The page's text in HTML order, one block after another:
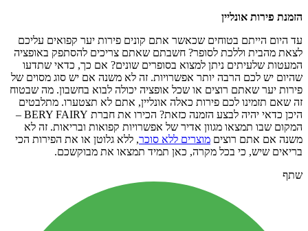
הזמנת פירות אונליין
עד היום הייתם בטוחים שכאשר אתם קונים פירות יער קפואים עליכם
לצאת מהבית וללכת לסופר? חשבתם שאתם צריכים להסתפק באופציה
המעטות שלעיתים ניתן למצוא בסופרים שונים? אם כך, כדאי שתדעו
שהיום יש לכם הרבה יותר אפשרויות. זה לא משנה אם יש סוג מסוים של
פירות יער שאתם רוצים או שכל אופציה יכולה לבוא בחשבון. מה שבטוח
זה שאם תזמינו לכם פירות כאלה אונליין, אתם לא תצטערו. מתלבטים
היכן כדאי יהיה לבצע הזמנה כזאת? הכירו את חברת BERY FAIRY –
המקום שבו תמצאו מגוון אדיר של אפשרויות קפואות ובריאות. זה לא
משנה אם אתם רוצים מוצרים ללא סוכר, ללא גלוטן או את הפירות הכי
בריאים שיש, כי בכל מקרה, כאן תמיד תמצאו את מבוקשכם.
שתף